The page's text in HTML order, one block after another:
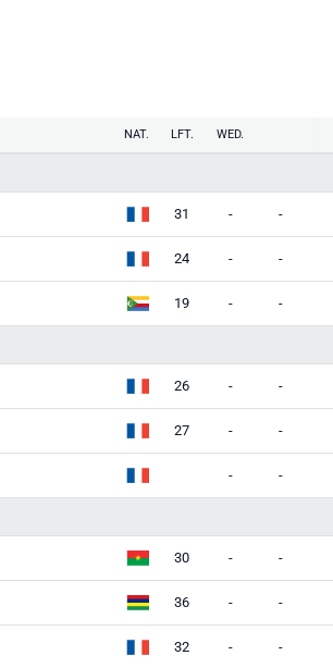
NAT. LFT. WED.
31 - -
24 - -
19 - -
26 - -
27 - -
- -
30 - -
36 - -
32 - -